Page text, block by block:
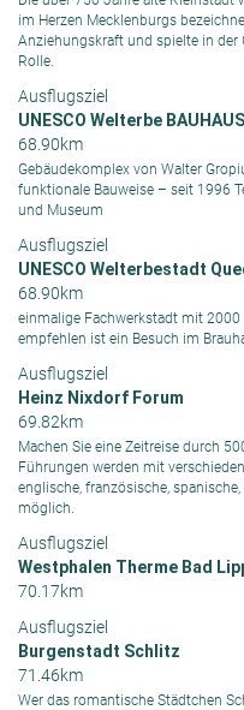
im Herzen Mecklenburgs
Anziehungskraft und spielte in der
Rolle.
Ausflugsziel
UNESCO Welterbe
68.90km
Gebäudekomplex von Walter
funktionale Bauweise – seit 1996
und Museum
Ausflugsziel
UNESCO Welterbestadt
68.90km
einmalige Fachwerkstadt mit 2000
empfehlen ist ein Besuch im
Ausflugsziel
Heinz Nixdorf Forum
69.82km
Machen Sie eine Zeitreise durch
Führungen werden mit
englische, französische,
möglich.
Ausflugsziel
Westphalen Therme Bad
70.17km
Ausflugsziel
Burgenstadt Schlitz
71.46km
Wer das romantische Städtchen